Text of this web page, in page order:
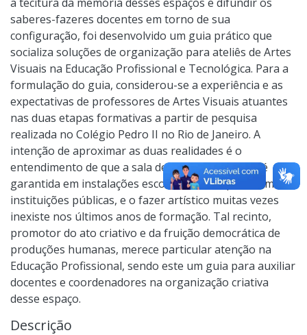
saberes-fazeres docentes em torno de sua
configuração, foi desenvolvido um guia prático que
socializa soluções de organização para ateliês de Artes
Visuais na Educação Profissional e Tecnológica. Para a
formulação do guia, considerou-se a experiência e as
expectativas de professores de Artes Visuais atuantes
nas duas etapas formativas a partir de pesquisa
realizada no Colégio Pedro II no Rio de Janeiro. A
intenção de aproximar as duas realidades é o
entendimento de que a sala de Artes Visuais não é
garantida em instalações escolares, em especial em
instituições públicas, e o fazer artístico muitas vezes
inexiste nos últimos anos de formação. Tal recinto,
promotor do ato criativo e da fruição democrática de
produções humanas, merece particular atenção na
Educação Profissional, sendo este um guia para auxiliar
docentes e coordenadores na organização criativa
desse espaço.
Descrição